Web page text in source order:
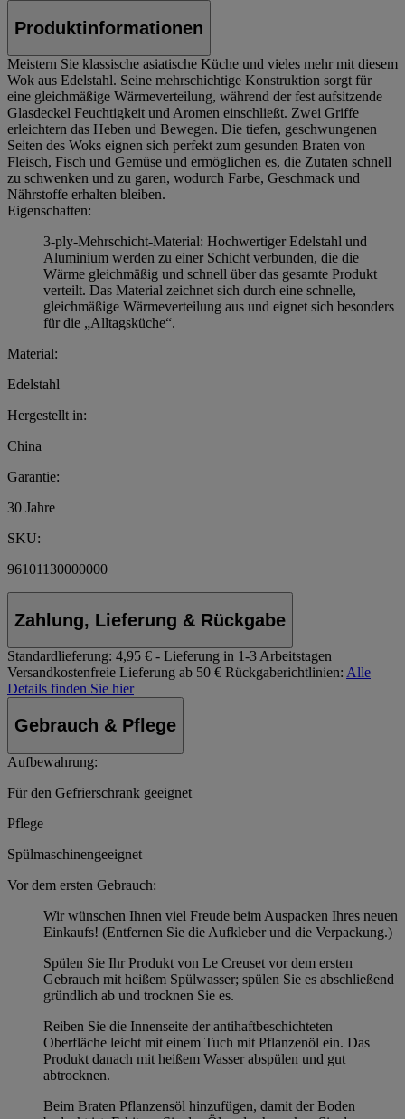
Produktinformationen
Meistern Sie klassische asiatische Küche und vieles mehr mit diesem
Wok aus Edelstahl. Seine mehrschichtige Konstruktion sorgt für
eine gleichmäßige Wärmeverteilung, während der fest aufsitzende
Glasdeckel Feuchtigkeit und Aromen einschließt. Zwei Griffe
erleichtern das Heben und Bewegen. Die tiefen, geschwungenen
Seiten des Woks eignen sich perfekt zum gesunden Braten von
Fleisch, Fisch und Gemüse und ermöglichen es, die Zutaten schnell
zu schwenken und zu garen, wodurch Farbe, Geschmack und
Nährstoffe erhalten bleiben.
Eigenschaften:
3-ply-Mehrschicht-Material: Hochwertiger Edelstahl und
Aluminium werden zu einer Schicht verbunden, die die
Wärme gleichmäßig und schnell über das gesamte Produkt
verteilt. Das Material zeichnet sich durch eine schnelle,
gleichmäßige Wärmeverteilung aus und eignet sich besonders
für die „Alltagsküche“.
Material:
Edelstahl
Hergestellt in:
China
Garantie:
30 Jahre
SKU:
96101130000000
Zahlung, Lieferung & Rückgabe
Standardlieferung: 4,95 € - Lieferung in 1-3 Arbeitstagen
Versandkostenfreie Lieferung ab 50 € Rückgaberichtlinien: Alle
Details finden Sie hier
Gebrauch & Pflege
Aufbewahrung:
Für den Gefrierschrank geeignet
Pflege
Spülmaschinengeeignet
Vor dem ersten Gebrauch:
Wir wünschen Ihnen viel Freude beim Auspacken Ihres neuen
Einkaufs! (Entfernen Sie die Aufkleber und die Verpackung.)
Spülen Sie Ihr Produkt von Le Creuset vor dem ersten
Gebrauch mit heißem Spülwasser; spülen Sie es abschließend
gründlich ab und trocknen Sie es.
Reiben Sie die Innenseite der antihaftbeschichteten
Oberfläche leicht mit einem Tuch mit Pflanzenöl ein. Das
Produkt danach mit heißem Wasser abspülen und gut
abtrocknen.
Beim Braten Pflanzensöl hinzufügen, damit der Boden